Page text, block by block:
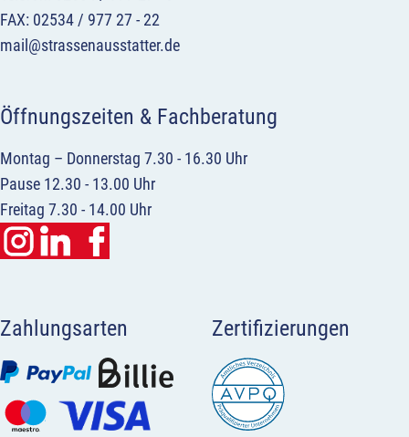
FAX: 02534 / 977 27 - 22
mail@strassenausstatter.de
Öffnungszeiten & Fachberatung
Montag – Donnerstag 7.30 - 16.30 Uhr
Pause 12.30 - 13.00 Uhr
Freitag 7.30 - 14.00 Uhr
Zahlungsarten Zertifizierungen